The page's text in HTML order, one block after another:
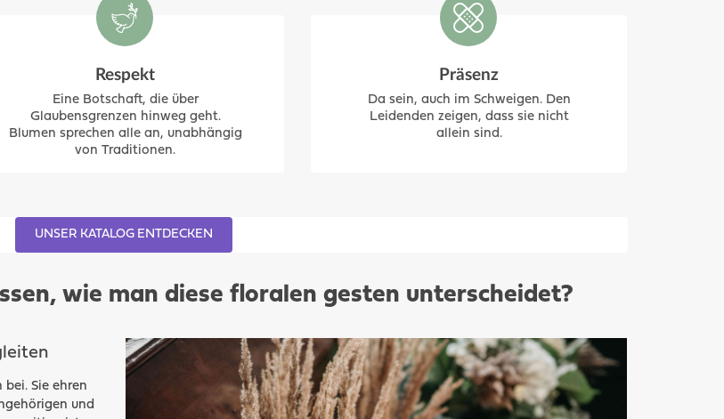
Respekt
Eine Botschaft, die über
Glaubensgrenzen hinweg geht.
Blumen sprechen alle an, unabhängig
von Traditionen.
Präsenz
Da sein, auch im Schweigen. Den
Leidenden zeigen, dass sie nicht
allein sind.
UNSER KATALOG ENTDECKEN
wie man diese floralen gesten unterscheidet?
Sie ehren
und